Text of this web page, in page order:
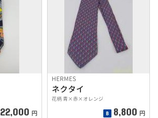
22,000 円
HERMES
ネクタイ
花柄 青×赤×オレンジ
8,800 円